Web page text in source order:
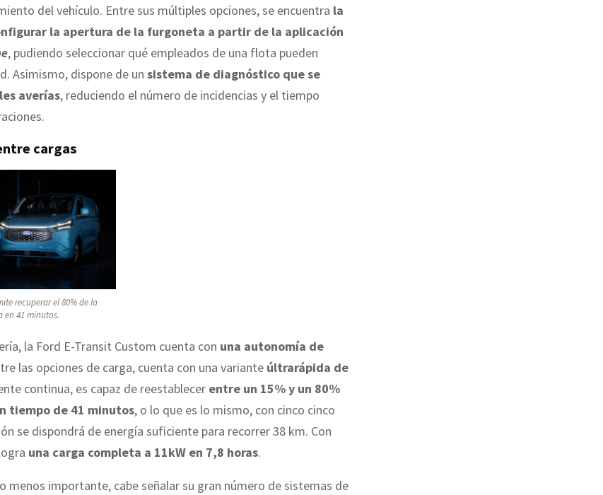
del vehículo. Entre sus múltiples opciones, se encuentra la
la apertura de la furgoneta a partir de la aplicación
, pudiendo seleccionar qué empleados de una flota pueden
Asimismo, dispone de un sistema de diagnóstico que se
averías, reduciendo el número de incidencias y el tiempo
cargas
recuperar el 80% de la
en 41 minutos.
la Ford E-Transit Custom cuenta con una autonomía de
las opciones de carga, cuenta con una variante últrarápida de
continua, es capaz de reestablecer entre un 15% y un 80%
tiempo de 41 minutos, o lo que es lo mismo, con cinco cinco
se dispondrá de energía suficiente para recorrer 38 km. Con
una carga completa a 11kW en 7,8 horas.
menos importante, cabe señalar su gran número de sistemas de